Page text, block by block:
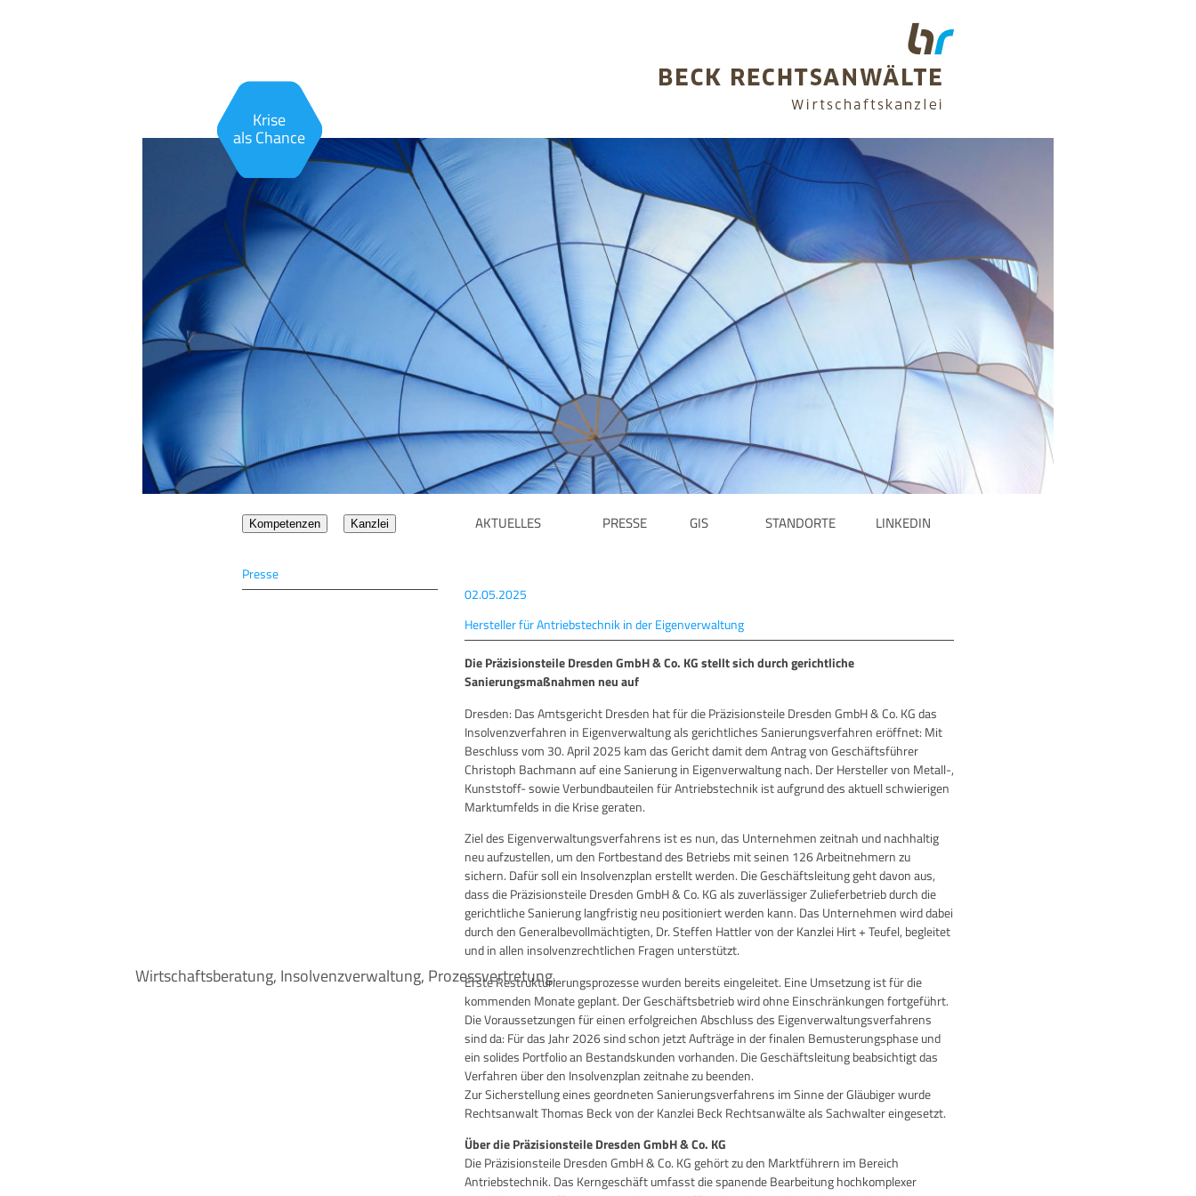
WIRTSCHAFTSRECHT
Wirtschaftsberatung, Insolvenzverwaltung, Prozessvertretung.
Krise
als Chance
Kompetenzen Kanzlei AKTUELLES PRESSE GIS STANDORTE LINKEDIN
Presse
02.05.2025
Hersteller für Antriebstechnik in der Eigenverwaltung
Die Präzisionsteile Dresden GmbH & Co. KG stellt sich durch gerichtliche
Sanierungsmaßnahmen neu auf
Dresden: Das Amtsgericht Dresden hat für die Präzisionsteile Dresden GmbH & Co. KG das
Insolvenzverfahren in Eigenverwaltung als gerichtliches Sanierungsverfahren eröffnet: Mit
Beschluss vom 30. April 2025 kam das Gericht damit dem Antrag von Geschäftsführer
Christoph Bachmann auf eine Sanierung in Eigenverwaltung nach. Der Hersteller von Metall-,
Kunststoff- sowie Verbundbauteilen für Antriebstechnik ist aufgrund des aktuell schwierigen
Marktumfelds in die Krise geraten.
Ziel des Eigenverwaltungsverfahrens ist es nun, das Unternehmen zeitnah und nachhaltig
neu aufzustellen, um den Fortbestand des Betriebs mit seinen 126 Arbeitnehmern zu
sichern. Dafür soll ein Insolvenzplan erstellt werden. Die Geschäftsleitung geht davon aus,
dass die Präzisionsteile Dresden GmbH & Co. KG als zuverlässiger Zulieferbetrieb durch die
gerichtliche Sanierung langfristig neu positioniert werden kann. Das Unternehmen wird dabei
durch den Generalbevollmächtigten, Dr. Steffen Hattler von der Kanzlei Hirt + Teufel, begleitet
und in allen insolvenzrechtlichen Fragen unterstützt.
Erste Restrukturierungsprozesse wurden bereits eingeleitet. Eine Umsetzung ist für die
kommenden Monate geplant. Der Geschäftsbetrieb wird ohne Einschränkungen fortgeführt.
Die Voraussetzungen für einen erfolgreichen Abschluss des Eigenverwaltungsverfahrens
sind da: Für das Jahr 2026 sind schon jetzt Aufträge in der finalen Bemusterungsphase und
ein solides Portfolio an Bestandskunden vorhanden. Die Geschäftsleitung beabsichtigt das
Verfahren über den Insolvenzplan zeitnahe zu beenden.
Zur Sicherstellung eines geordneten Sanierungsverfahrens im Sinne der Gläubiger wurde
Rechtsanwalt Thomas Beck von der Kanzlei Beck Rechtsanwälte als Sachwalter eingesetzt.
Über die Präzisionsteile Dresden GmbH & Co. KG
Die Präzisionsteile Dresden GmbH & Co. KG gehört zu den Marktführern im Bereich
Antriebstechnik. Das Kerngeschäft umfasst die spanende Bearbeitung hochkomplexer